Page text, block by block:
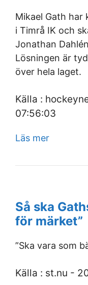
Mikael Gath har
i Timrå IK och
Jonathan
Lösningen är
över hela laget.
Källa :
07:56:03
Läs mer
Så ska
för märket”
”Ska vara som
Källa : st.nu -